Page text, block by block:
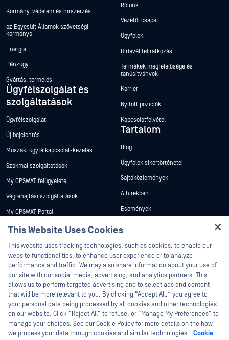
Kormány, védelem és hírszerzés
az Egyesült Államok szövetségi
kormánya
Energia
Pénzügy
Gyártás, termelés
Ügyfélszolgálat és
szolgáltatások
Ügyfélszolgálat
Új bejelentés
Műszaki ügyfélkapcsolat-kezelés
Szakmai szolgáltatások
My OPSWAT felügyelete
Végrehajtási szolgáltatások
My OPSWAT Portal
Műszaki dokumentáció
Képzések
Biztonsági sebezhetőségi program
Partnerek
Tanúsítvány
Technológiai partnerek
Channel partner program
Rólunk
Vezetői csapat
Ügyfelek
Hírlevél feliratkozás
Termékek megfelelősége és
tanúsítványok
Karrier
Nyitott pozíciók
Kapcsolatfelvétel
Tartalom
Blog
Ügyfelek sikertörténetei
Sajtóközlemények
A hírekben
Események
Fehér könyvek
This Website Uses Cookies
This website uses tracking technologies, such as cookies, to enable our
website functionalities, to enhance user experience or to analyze
performance and traffic. We may also share information about your use of
our site with our social media, advertising, and analytics partners. This
allows us to perform targeted advertising and to select ads and content
that will be more relevant to you. By clicking “Accept All,” you agree to
your personal data being processed by all cookies and other technologies
on our website. Click “Reject All” to refuse, or “Manage My Preferences” to
manage your choices. See our Cookie Policy for more details on the how
we process your data through cookies and similar technologies: Cookie
Hey there!
I'm Ozzy, your OPSWAT virtual assistant.
How can I help you secure what's critical
today?